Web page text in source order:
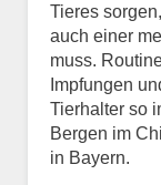
Tieres
auch einer
muss.
Impfungen
Tierhalter so
Bergen im
in Bayern.